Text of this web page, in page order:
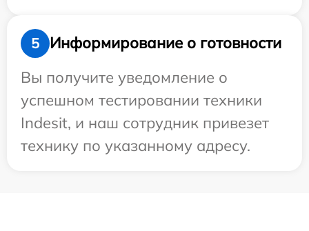
5
Информирование о готовности
Вы получите уведомление о
успешном тестировании техники
Indesit, и наш сотрудник привезет
технику по указанному адресу.